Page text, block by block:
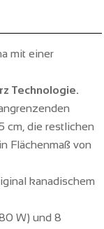
mit einer
Technologie.
cm, die restlichen
Flächenmaß von
kanadischem
W) und 8